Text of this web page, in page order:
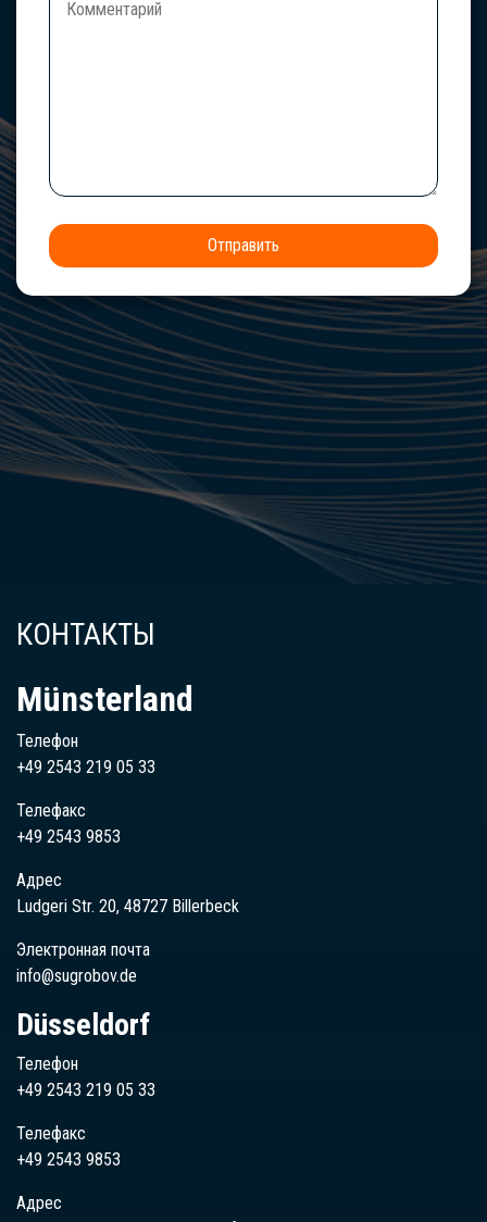
КОНТАКТЫ
Münsterland
Телефон
+49 2543 219 05 33
Телефакс
+49 2543 9853
Адрес
Ludgeri Str. 20, 48727 Billerbeck
Электронная почта
info@sugrobov.de
Düsseldorf
Телефон
+49 2543 219 05 33
Телефакс
+49 2543 9853
Адрес